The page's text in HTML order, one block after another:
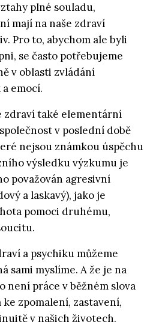
plné souladu,
mají na naše zdraví
Pro to, abychom ale byli
se často potřebujeme
v oblasti zvládání
emocí.
zdraví také elementární
v poslední době
nejsou známkou úspěchu
výsledku výzkumu je
považován agresivní
a laskavý), jako je
pomoci druhému,
a psychiku můžeme
sami myslíme. A že je na
není práce v běžném slova
ke zpomalení, zastavení,
v našich životech.